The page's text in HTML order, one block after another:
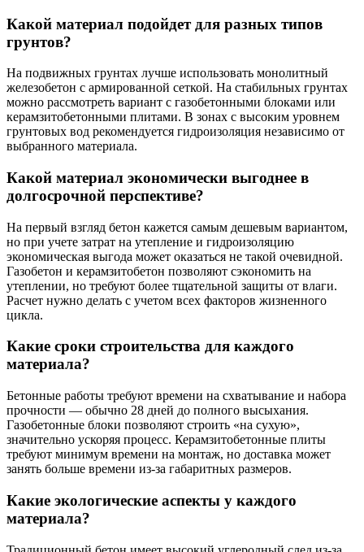
Какой материал подойдет для разных типов
грунтов?
На подвижных грунтах лучше использовать монолитный
железобетон с армированной сеткой. На стабильных грунтах
можно рассмотреть вариант с газобетонными блоками или
керамзитобетонными плитами. В зонах с высоким уровнем
грунтовых вод рекомендуется гидроизоляция независимо от
выбранного материала.
Какой материал экономически выгоднее в
долгосрочной перспективе?
На первый взгляд бетон кажется самым дешевым вариантом,
но при учете затрат на утепление и гидроизоляцию
экономическая выгода может оказаться не такой очевидной.
Газобетон и керамзитобетон позволяют сэкономить на
утеплении, но требуют более тщательной защиты от влаги.
Расчет нужно делать с учетом всех факторов жизненного
цикла.
Какие сроки строительства для каждого
материала?
Бетонные работы требуют времени на схватывание и набора
прочности — обычно 28 дней до полного высыхания.
Газобетонные блоки позволяют строить «на сухую»,
значительно ускоряя процесс. Керамзитобетонные плиты
требуют минимум времени на монтаж, но доставка может
занять больше времени из-за габаритных размеров.
Какие экологические аспекты у каждого
материала?